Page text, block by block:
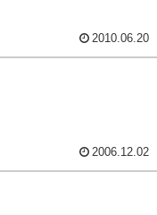
2010.06.20
2006.12.02